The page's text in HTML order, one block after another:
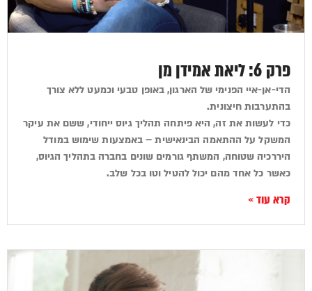
פרק 6: ליאת אמידן מן
הדי-אן-איי הפנימי של הארגון, באופן טבעי וכמעט ללא צורך
בהתערבות חיצונית.
כדי לעשות את זה, היא פיתחה תהליך גיוס ייחודי, ששם את עיקר
המשקל על ההתאמה הבינאישית – באמצעות שימוש במודל
היררכיה שטוחה, המשתף גורמים שונים בחברה בתהליך הגיוס,
כאשר כל אחד מהם יכול להטיל וטו בכל שלב.
קרא עוד »